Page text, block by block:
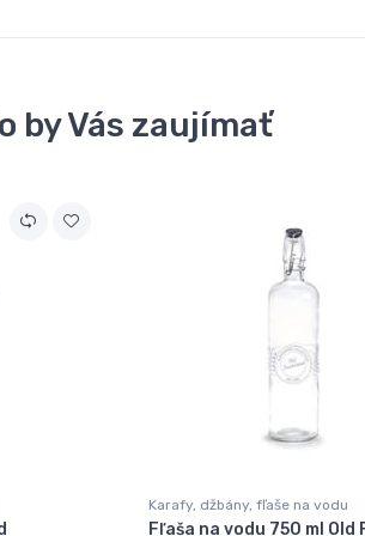
by Vás zaujímať
Karafy, džbány, fľaše na vodu
Fľaša na vodu 750 ml Old